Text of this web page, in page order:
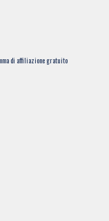
di affiliazione gratuito